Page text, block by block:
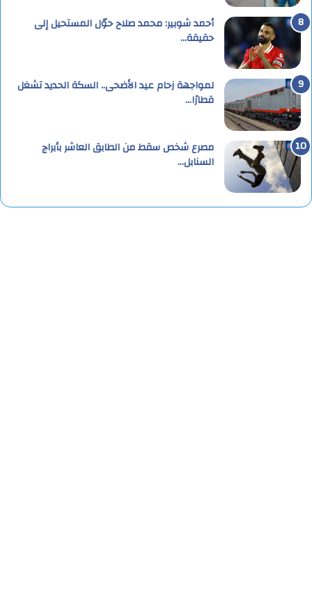
أحمد شوبير: محمد صلاح حوّل المستحيل إلى
حقيقة…
لمواجهة زحام عيد الأضحى.. السكة الحديد تشغل
قطارًا…
مصرع شخص سقط من الطابق العاشر بأبراج
السنابل…